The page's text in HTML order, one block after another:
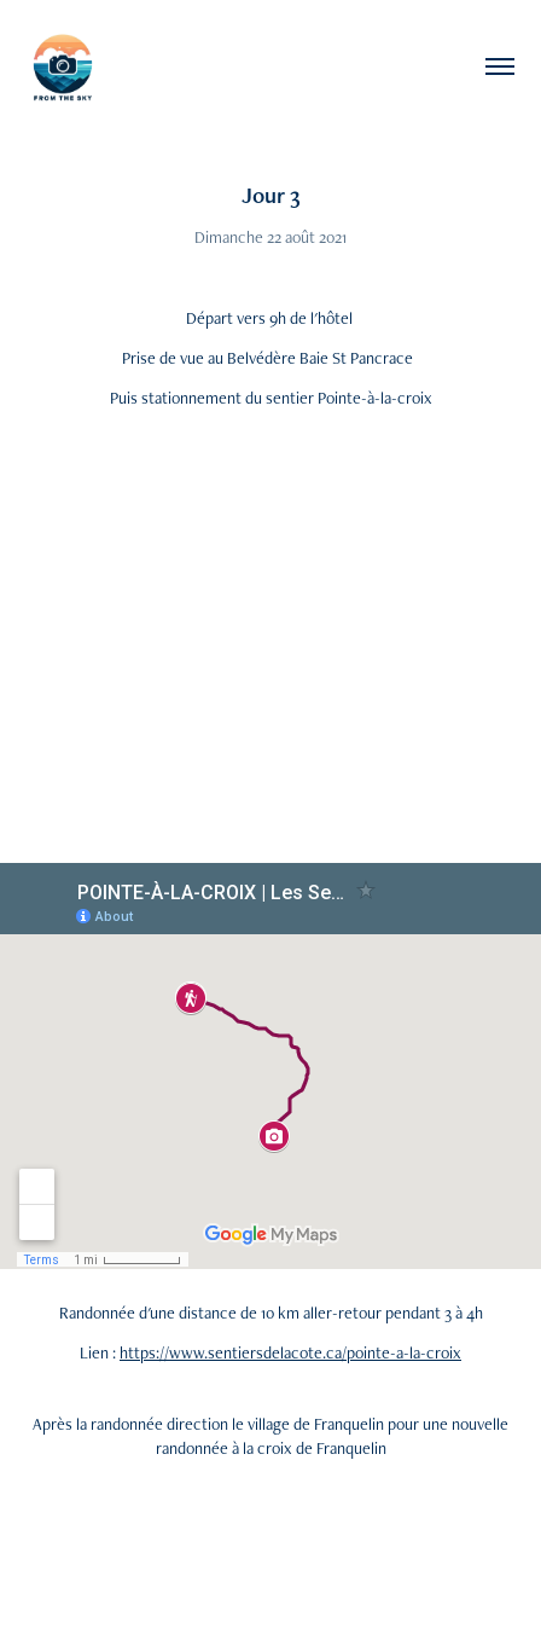
Jour 3
Dimanche 22 août 2021
Départ vers 9h de l'hôtel
Prise de vue au Belvédère Baie St Pancrace
Puis stationnement du sentier Pointe-à-la-croix
Randonnée d'une distance de 10 km aller-retour pendant 3 à 4h
Lien : https://www.sentiersdelacote.ca/pointe-a-la-croix
Après la randonnée direction le village de Franquelin pour une nouvelle
randonnée à la croix de Franquelin